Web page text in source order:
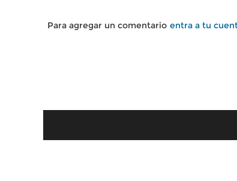
Para agregar un comentario entra a tu